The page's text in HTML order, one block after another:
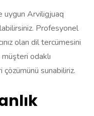
uygun Arviligjuaq
Profesyonel
olan dil tercümesini
odaklı
çözümünü sunabiliriz.